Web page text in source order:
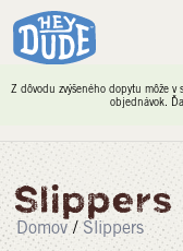
Z dôvodu zvýšeného dopytu môže
objednávok.
Slippers
Domov / Slippers